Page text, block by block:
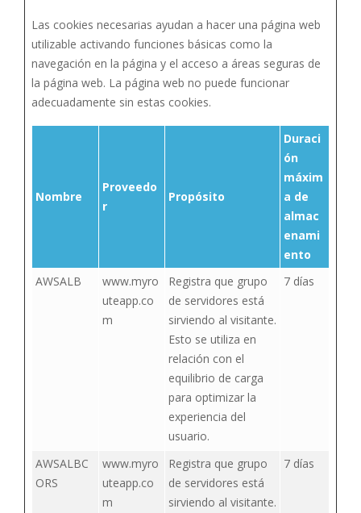
Las cookies necesarias ayudan a hacer una página web
utilizable activando funciones básicas como la
navegación en la página y el acceso a áreas seguras de
la página web. La página web no puede funcionar
adecuadamente sin estas cookies.
Nombre
Proveedo
r
Propósito
Duraci
ón
máxim
a de
almac
enami
ento
AWSALB
www.myro
uteapp.co
m
Registra que grupo
de servidores está
sirviendo al visitante.
Esto se utiliza en
relación con el
equilibrio de carga
para optimizar la
experiencia del
usuario.
7 días
AWSALBC
ORS
www.myro
uteapp.co
m
Registra que grupo
de servidores está
sirviendo al visitante.
7 días